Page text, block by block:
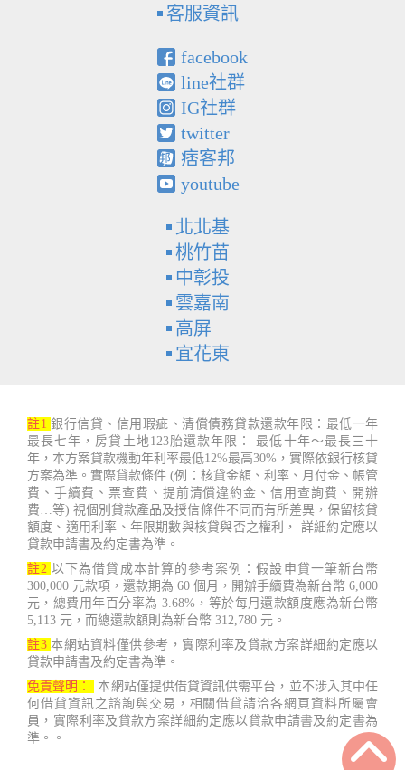
客服資訊
facebook
line社群
IG社群
twitter
痞客邦
youtube
北北基
桃竹苗
中彰投
雲嘉南
高屏
宜花東
註1 銀行信貸、信用瑕疵、清償債務貸款還款年限：最低一年
最長七年，房貸土地123胎還款年限： 最低十年～最長三十
年，本方案貸款機動年利率最低12%最高30%，實際依銀行核貸
方案為準。實際貸款條件 (例：核貸金額、利率、月付金、帳管
費、手續費、票查費、提前清償違約金、信用查詢費、開辦
費…等) 視個別貸款產品及授信條件不同而有所差異，保留核貸
額度、適用利率、年限期數與核貸與否之權利， 詳細約定應以
貸款申請書及約定書為準。
註2 以下為借貸成本計算的參考案例：假設申貸一筆新台幣
300,000 元款項，還款期為 60 個月，開辦手續費為新台幣 6,000
元，總費用年百分率為 3.68%，等於每月還款額度應為新台幣
5,113 元，而總還款額則為新台幣 312,780 元。
註3 本網站資料僅供參考，實際利率及貸款方案詳細約定應以
貸款申請書及約定書為準。
免責聲明：
本網站僅提供借貸資訊供需平台，並不涉入其中任
何借貸資訊之諮詢與交易，相關借貸請洽各網頁資料所屬會
員，實際利率及貸款方案詳細約定應以貸款申請書及約定書為
準。。